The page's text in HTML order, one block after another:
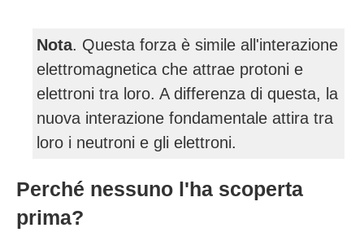
Nota. Questa forza è simile all'interazione
elettromagnetica che attrae protoni e
elettroni tra loro. A differenza di questa, la
nuova interazione fondamentale attira tra
loro i neutroni e gli elettroni.
Perché nessuno l'ha scoperta
prima?